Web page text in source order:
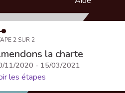
2 SUR 2
la charte
11/2020 - 15/03/2021
les étapes